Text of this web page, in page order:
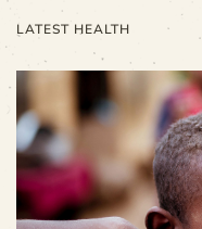
LATEST HEALTH